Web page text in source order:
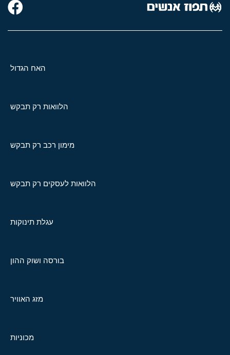
האח הגדול
הלוואות רק תבקש
מימון רכב רק תבקש
הלוואות לעסקים רק תבקש
עגלת תינוקות
בורסה ושוק ההון
מזג האוויר
מכוניות